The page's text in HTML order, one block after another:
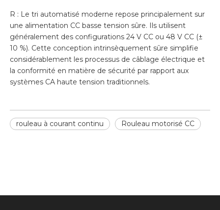
R : Le tri automatisé moderne repose principalement sur
une alimentation CC basse tension sûre. Ils utilisent
généralement des configurations 24 V CC ou 48 V CC (±
10 %). Cette conception intrinsèquement sûre simplifie
considérablement les processus de câblage électrique et
la conformité en matière de sécurité par rapport aux
systèmes CA haute tension traditionnels.
rouleau à courant continu Rouleau motorisé CC